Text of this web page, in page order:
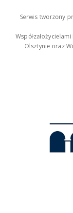
Serwis tworzony
Olsztynie oraz